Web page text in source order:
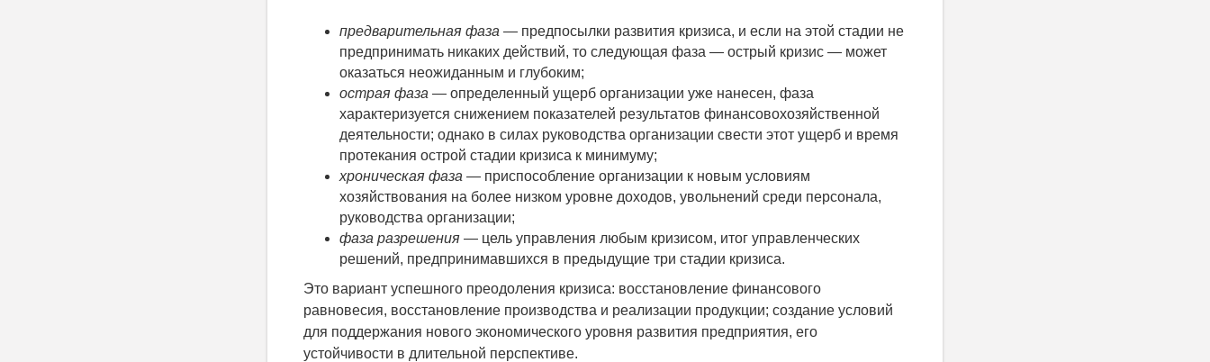
предварительная фаза — предпосылки развития кризиса, и если на этой стадии не
предпринимать никаких действий, то следующая фаза — острый кризис — может
оказаться неожиданным и глубоким;
острая фаза — определенный ущерб организации уже нанесен, фаза
характеризуется снижением показателей результатов финансовохозяйственной
деятельности; однако в силах руководства организации свести этот ущерб и время
протекания острой стадии кризиса к минимуму;
хроническая фаза — приспособление организации к новым условиям
хозяйствования на более низком уровне доходов, увольнений среди персонала,
руководства организации;
фаза разрешения — цель управления любым кризисом, итог управленческих
решений, предпринимавшихся в предыдущие три стадии кризиса.
Это вариант успешного преодоления кризиса: восстановление финансового
равновесия, восстановление производства и реализации продукции; создание условий
для поддержания нового экономического уровня развития предприятия, его
устойчивости в длительной перспективе.